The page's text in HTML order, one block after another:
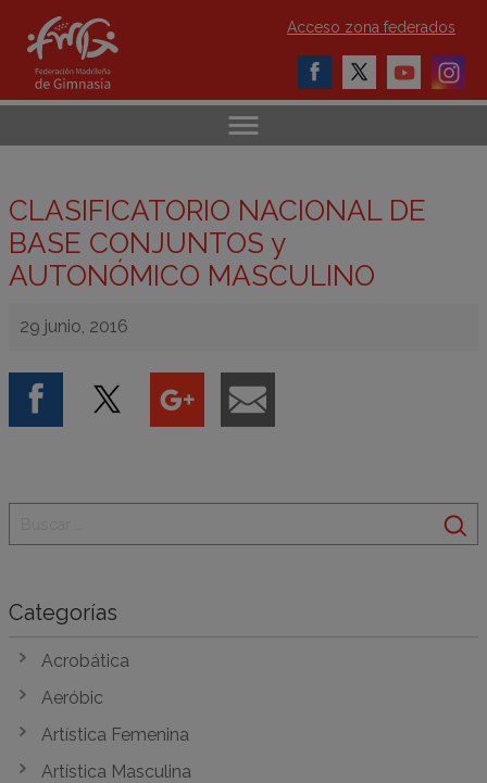
Acceso zona federados
CLASIFICATORIO NACIONAL DE
BASE CONJUNTOS y
AUTONÓMICO MASCULINO
29 junio, 2016
Categorías
Acrobática
Aeróbic
Artística Femenina
Artística Masculina